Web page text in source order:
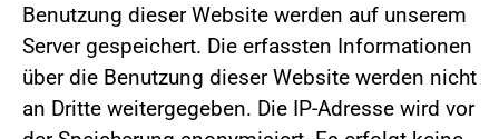
Benutzung dieser Website werden auf unserem
Server gespeichert. Die erfassten Informationen
über die Benutzung dieser Website werden nicht
an Dritte weitergegeben. Die IP-Adresse wird vor